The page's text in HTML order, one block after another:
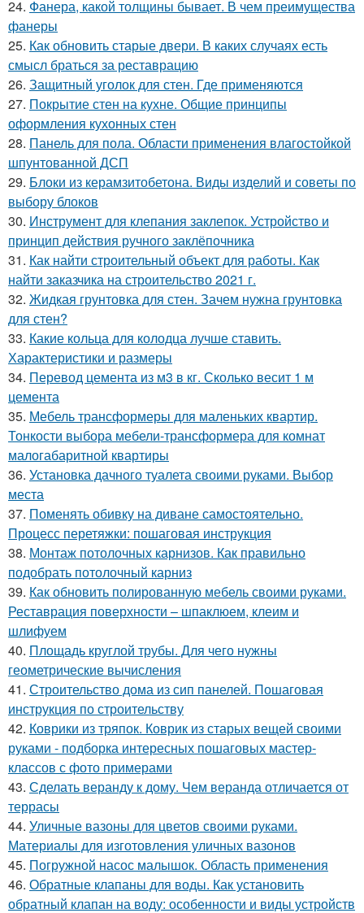
24. Фанера, какой толщины бывает. В чем преимущества
фанеры
25. Как обновить старые двери. В каких случаях есть
смысл браться за реставрацию
26. Защитный уголок для стен. Где применяются
27. Покрытие стен на кухне. Общие принципы
оформления кухонных стен
28. Панель для пола. Области применения влагостойкой
шпунтованной ДСП
29. Блоки из керамзитобетона. Виды изделий и советы по
выбору блоков
30. Инструмент для клепания заклепок. Устройство и
принцип действия ручного заклёпочника
31. Как найти строительный объект для работы. Как
найти заказчика на строительство 2021 г.
32. Жидкая грунтовка для стен. Зачем нужна грунтовка
для стен?
33. Какие кольца для колодца лучше ставить.
Характеристики и размеры
34. Перевод цемента из м3 в кг. Сколько весит 1 м
цемента
35. Мебель трансформеры для маленьких квартир.
Тонкости выбора мебели-трансформера для комнат
малогабаритной квартиры
36. Установка дачного туалета своими руками. Выбор
места
37. Поменять обивку на диване самостоятельно.
Процесс перетяжки: пошаговая инструкция
38. Монтаж потолочных карнизов. Как правильно
подобрать потолочный карниз
39. Как обновить полированную мебель своими руками.
Реставрация поверхности – шпаклюем, клеим и
шлифуем
40. Площадь круглой трубы. Для чего нужны
геометрические вычисления
41. Строительство дома из сип панелей. Пошаговая
инструкция по строительству
42. Коврики из тряпок. Коврик из старых вещей своими
руками - подборка интересных пошаговых мастер-
классов с фото примерами
43. Сделать веранду к дому. Чем веранда отличается от
террасы
44. Уличные вазоны для цветов своими руками.
Материалы для изготовления уличных вазонов
45. Погружной насос малышок. Область применения
46. Обратные клапаны для воды. Как установить
обратный клапан на воду: особенности и виды устройств